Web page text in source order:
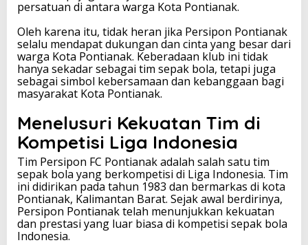
persatuan di antara warga Kota Pontianak.
Oleh karena itu, tidak heran jika Persipon Pontianak
selalu mendapat dukungan dan cinta yang besar dari
warga Kota Pontianak. Keberadaan klub ini tidak
hanya sekadar sebagai tim sepak bola, tetapi juga
sebagai simbol kebersamaan dan kebanggaan bagi
masyarakat Kota Pontianak.
Menelusuri Kekuatan Tim di
Kompetisi Liga Indonesia
Tim Persipon FC Pontianak adalah salah satu tim
sepak bola yang berkompetisi di Liga Indonesia. Tim
ini didirikan pada tahun 1983 dan bermarkas di kota
Pontianak, Kalimantan Barat. Sejak awal berdirinya,
Persipon Pontianak telah menunjukkan kekuatan
dan prestasi yang luar biasa di kompetisi sepak bola
Indonesia.